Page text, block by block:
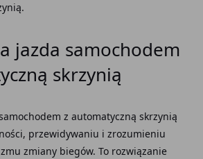
jazda samochodem
skrzynią
z automatyczną skrzynią
przewidywaniu i zrozumieniu
zmiany biegów. To rozwiązanie